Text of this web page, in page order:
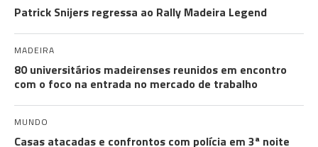
Patrick Snijers regressa ao Rally Madeira Legend
MADEIRA
80 universitários madeirenses reunidos em encontro
com o foco na entrada no mercado de trabalho
MUNDO
Casas atacadas e confrontos com polícia em 3ª noite